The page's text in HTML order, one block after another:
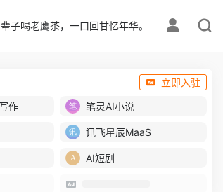
子喝老鹰茶，一口回甘忆年华。
立即入驻
作 笔灵AI小说
讯飞星辰MaaS
AI短剧